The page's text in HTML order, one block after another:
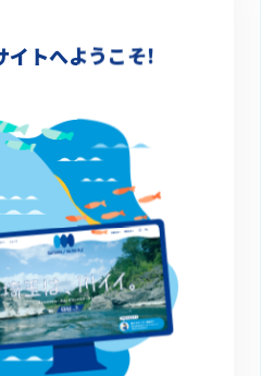
たい。
等の活動に学生を
イトへようこそ!